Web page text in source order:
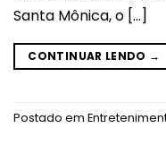
Santa Mônica, o […]
CONTINUAR LENDO →
Postado em